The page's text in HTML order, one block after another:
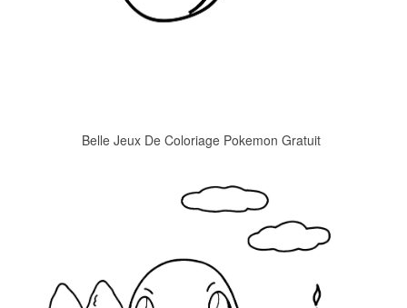
Belle Jeux De Coloriage Pokemon Gratuit